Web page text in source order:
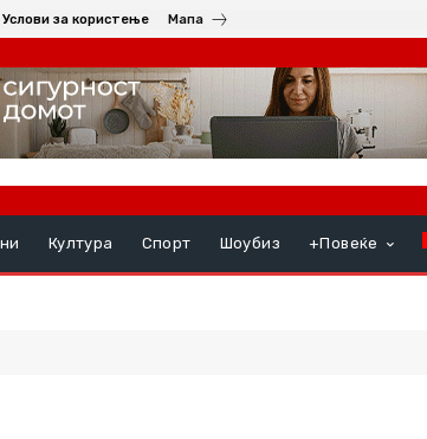
Услови за користење Мапа
Култура Спорт Шоубиз +Повеќе
Словачка, Ивета Хрицова